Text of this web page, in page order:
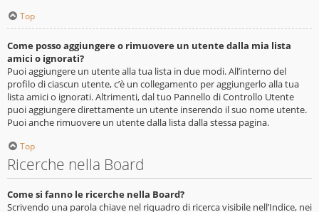
Top
Come posso aggiungere o rimuovere un utente dalla mia lista
amici o ignorati?
Puoi aggiungere un utente alla tua lista in due modi. All’interno del
profilo di ciascun utente, c’è un collegamento per aggiungerlo alla tua
lista amici o ignorati. Altrimenti, dal tuo Pannello di Controllo Utente
puoi aggiungere direttamente un utente inserendo il suo nome utente.
Puoi anche rimuovere un utente dalla lista dalla stessa pagina.
Top
Ricerche nella Board
Come si fanno le ricerche nella Board?
Scrivendo una parola chiave nel riquadro di ricerca visibile nell’Indice, nei